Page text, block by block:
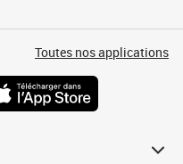
Toutes nos applications